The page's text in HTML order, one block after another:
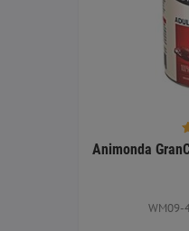
Animonda
WM09-